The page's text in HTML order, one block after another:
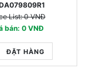
List: 0 VNĐ
bán: 0 VNĐ
ĐẶT HÀNG